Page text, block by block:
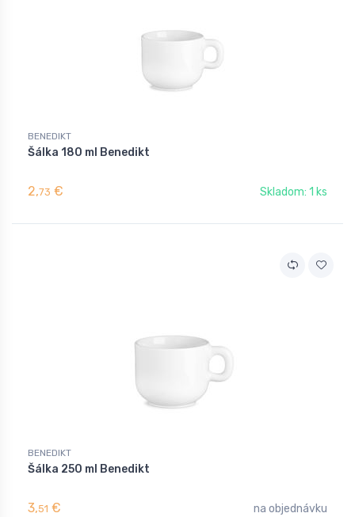
BENEDIKT
Šálka 180 ml Benedikt
2,73 € Skladom: 1 ks
BENEDIKT
Šálka 250 ml Benedikt
3,51 € na objednávku